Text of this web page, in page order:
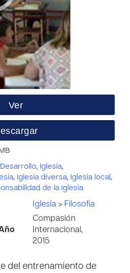
Ver
, Iglesia,
, Iglesia diversa, Iglesia local ,
de la Iglesia
Iglesia > Filosofía
Compasión
Internacional,
2015
del entrenamiento de